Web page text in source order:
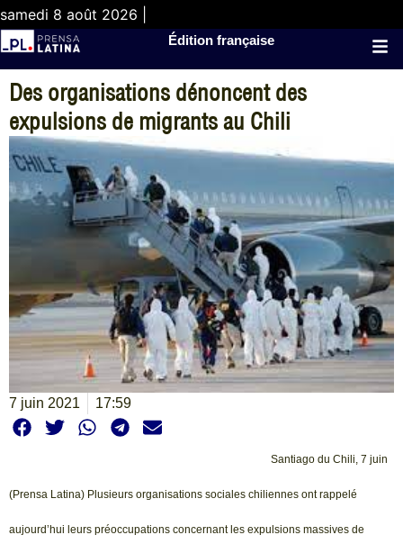
samedi 8 août 2026 |
Édition française
Des organisations dénoncent des
expulsions de migrants au Chili
7 juin 2021 17:59
Santiago du Chili, 7 juin
(Prensa Latina) Plusieurs organisations sociales chiliennes ont rappelé
aujourd’hui leurs préoccupations concernant les expulsions massives de